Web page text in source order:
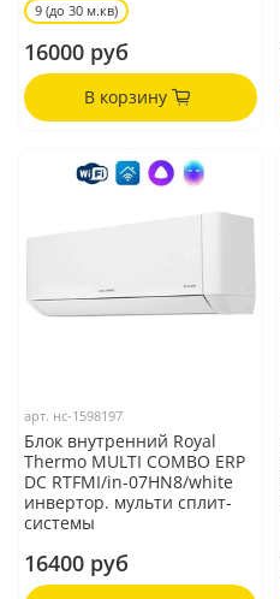
9 (до 30 м.кв)
16000 руб
В корзину
арт. нс-1598197
Блок внутренний Royal
Thermo MULTI COMBO ERP
DC RTFMI/in-07HN8/white
инвертор. мульти сплит-
системы
16400 руб